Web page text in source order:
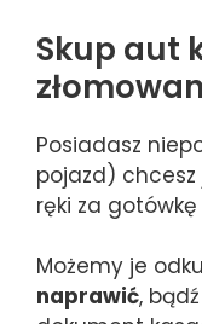
Skup aut
Posiadasz
pojazd) chcesz
ręki za
Możemy je
naprawić, bądź